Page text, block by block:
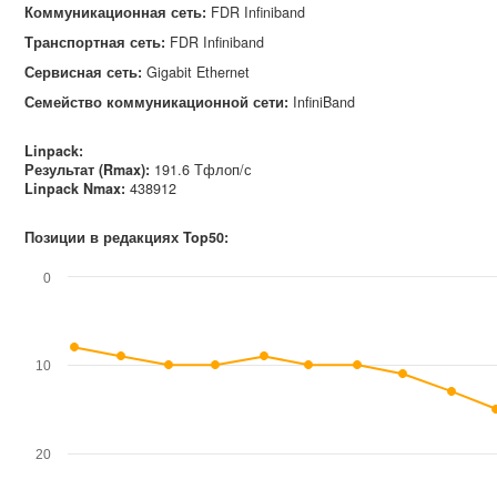
Коммуникационная сеть: FDR Infiniband
Транспортная сеть: FDR Infiniband
Сервисная сеть: Gigabit Ethernet
Семейство коммуникационной сети: InfiniBand
Linpack:
Результат (Rmax): 191.6 Тфлоп/с
Linpack Nmax: 438912
Позиции в редакциях Top50:
0
10
20